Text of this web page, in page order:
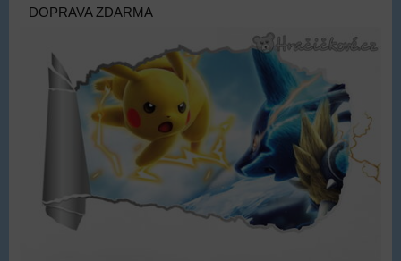
DOPRAVA ZDARMA